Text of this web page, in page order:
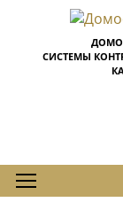
СИСТЕМЫ